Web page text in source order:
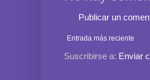
Publicar un
Entrada más reciente
Suscribirse a: Enviar